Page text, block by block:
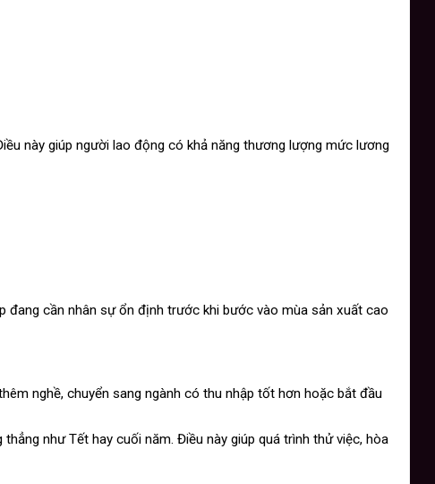
này giúp người lao động có khả năng thương lượng mức lương
đang cần nhân sự ổn định trước khi bước vào mùa sản xuất cao
nghề, chuyển sang ngành có thu nhập tốt hơn hoặc bắt đầu
như Tết hay cuối năm. Điều này giúp quá trình thử việc, hòa